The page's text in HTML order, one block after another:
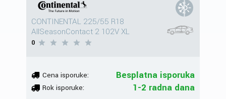
CONTINENTAL 225/55 R18
AllSeasonContact 2 102V XL
0
Cena isporuke: Besplatna isporuka
Rok isporuke: 1-2 radna dana